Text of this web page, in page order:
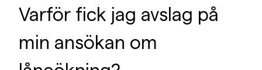
Varför fick jag avslag på
min ansökan om